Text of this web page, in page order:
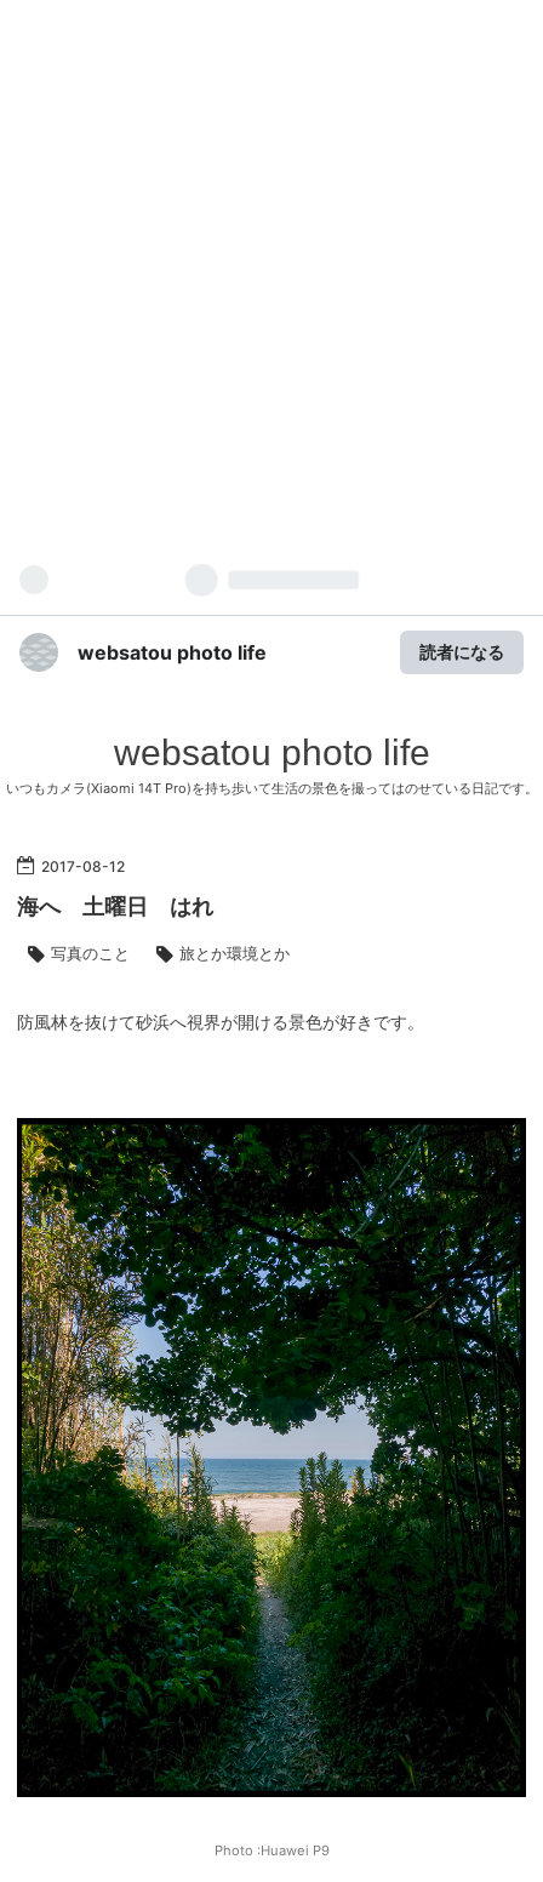
websatou photo life 読者になる
websatou photo life
いつもカメラ(Xiaomi 14T Pro)を持ち歩いて生活の景色を撮ってはのせている日記です。
2017-08-12
海へ 土曜日 はれ
写真のこと 旅とか環境とか
防風林を抜けて砂浜へ視界が開ける景色が好きです。
Photo :Huawei P9